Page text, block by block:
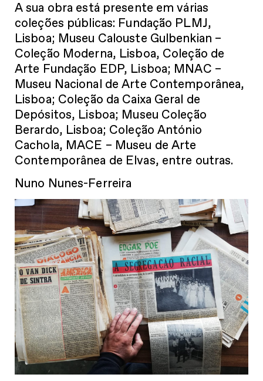
A sua obra está presente em várias
coleções públicas: Fundação PLMJ,
Lisboa; Museu Calouste Gulbenkian –
Coleção Moderna, Lisboa, Coleção de
Arte Fundação EDP, Lisboa; MNAC –
Museu Nacional de Arte Contemporânea,
Lisboa; Coleção da Caixa Geral de
Depósitos, Lisboa; Museu Coleção
Berardo, Lisboa; Coleção António
Cachola, MACE – Museu de Arte
Contemporânea de Elvas, entre outras.
Nuno Nunes-Ferreira